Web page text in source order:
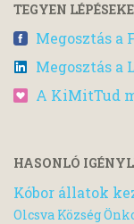
TEGYEN
Megosztás a
Megosztás a
A KiMitTud
HASONLÓ
Kóbor állatok
Olcsva Község